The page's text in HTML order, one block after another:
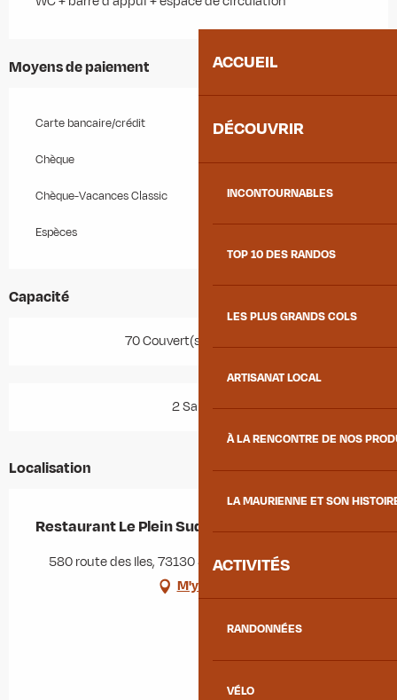
ACCUEIL
DÉCOUVRIR
INCONTOURNABLES
TOP 10 DES RANDOS
LES PLUS GRANDS COLS
ARTISANAT LOCAL
À LA RENCONTRE DE NOS
LA MAURIENNE ET SON
ACTIVITÉS
RANDONNÉES
VÉLO
Moyens de paiement
Carte bancaire/crédit
Chèque
Chèque-Vacances Classic
Espèces
Capacité
70 Couvert(s) en terrasse
2 Salle(s)
Localisation
Restaurant Le Plein Sud
580 route des Iles, 73130 Saint-Étienne-de-Cuines
M'y rendre